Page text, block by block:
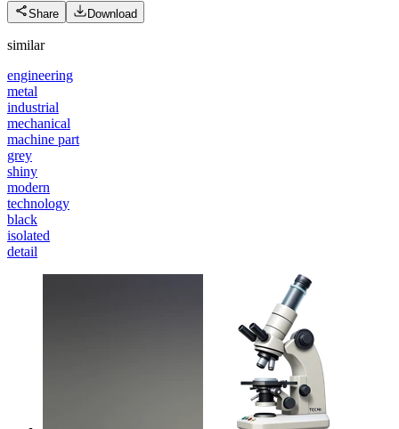
Share Download
similar
engineering
metal
industrial
mechanical
machine part
grey
shiny
modern
technology
black
isolated
detail